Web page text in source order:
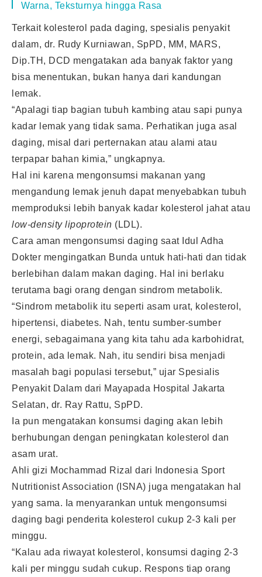
Warna, Teksturnya hingga Rasa
Terkait kolesterol pada daging, spesialis penyakit
dalam, dr. Rudy Kurniawan, SpPD, MM, MARS,
Dip.TH, DCD mengatakan ada banyak faktor yang
bisa menentukan, bukan hanya dari kandungan
lemak.
“Apalagi tiap bagian tubuh kambing atau sapi punya
kadar lemak yang tidak sama. Perhatikan juga asal
daging, misal dari perternakan atau alami atau
terpapar bahan kimia,” ungkapnya.
Hal ini karena mengonsumsi makanan yang
mengandung lemak jenuh dapat menyebabkan tubuh
memproduksi lebih banyak kadar kolesterol jahat atau
low-density lipoprotein (LDL).
Cara aman mengonsumsi daging saat Idul Adha
Dokter mengingatkan Bunda untuk hati-hati dan tidak
berlebihan dalam makan daging. Hal ini berlaku
terutama bagi orang dengan sindrom metabolik.
“Sindrom metabolik itu seperti asam urat, kolesterol,
hipertensi, diabetes. Nah, tentu sumber-sumber
energi, sebagaimana yang kita tahu ada karbohidrat,
protein, ada lemak. Nah, itu sendiri bisa menjadi
masalah bagi populasi tersebut,” ujar Spesialis
Penyakit Dalam dari Mayapada Hospital Jakarta
Selatan, dr. Ray Rattu, SpPD.
Ia pun mengatakan konsumsi daging akan lebih
berhubungan dengan peningkatan kolesterol dan
asam urat.
Ahli gizi Mochammad Rizal dari Indonesia Sport
Nutritionist Association (ISNA) juga mengatakan hal
yang sama. Ia menyarankan untuk mengonsumsi
daging bagi penderita kolesterol cukup 2-3 kali per
minggu.
“Kalau ada riwayat kolesterol, konsumsi daging 2-3
kali per minggu sudah cukup. Respons tiap orang